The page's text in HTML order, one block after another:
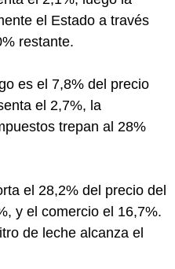
el Estado a través
restante.
es el 7,8% del precio
el 2,7%, la
trepan al 28%
el 28,2% del precio del
y el comercio el 16,7%.
de leche alcanza el